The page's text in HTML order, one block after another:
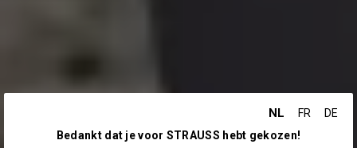
NL FR
DE
Bedankt dat je voor STRAUSS hebt gekozen!